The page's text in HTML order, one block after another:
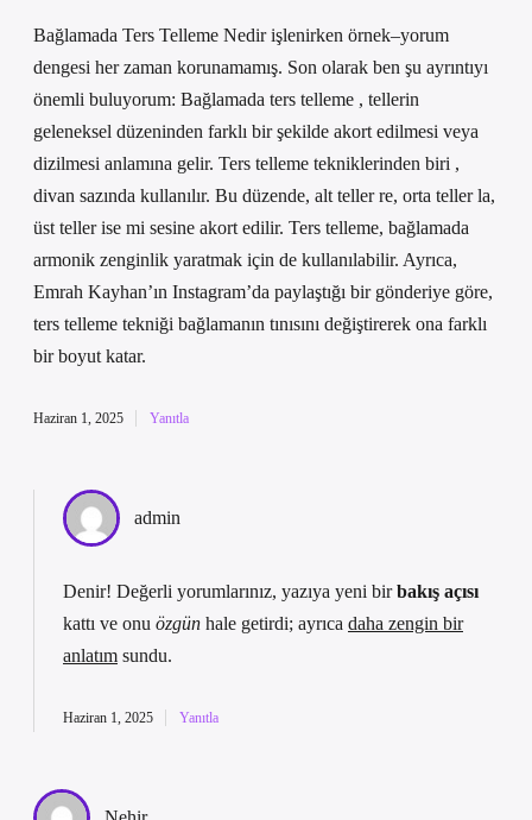
Bağlamada Ters Telleme Nedir işlenirken örnek–yorum
dengesi her zaman korunamamış. Son olarak ben şu ayrıntıyı
önemli buluyorum: Bağlamada ters telleme , tellerin
geleneksel düzeninden farklı bir şekilde akort edilmesi veya
dizilmesi anlamına gelir. Ters telleme tekniklerinden biri ,
divan sazında kullanılır. Bu düzende, alt teller re, orta teller la,
üst teller ise mi sesine akort edilir. Ters telleme, bağlamada
armonik zenginlik yaratmak için de kullanılabilir. Ayrıca,
Emrah Kayhan’ın Instagram’da paylaştığı bir gönderiye göre,
ters telleme tekniği bağlamanın tınısını değiştirerek ona farklı
bir boyut katar.
Haziran 1, 2025 Yanıtla
admin
Denir! Değerli yorumlarınız, yazıya yeni birbakış açısı
kattı ve onu özgün hale getirdi; ayrıca daha zengin bir
anlatım sundu.
Haziran 1, 2025 Yanıtla